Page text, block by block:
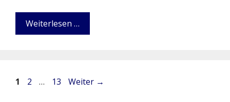
Weiterlesen …
Seite
1 Seite
2 … Seite
13 Weiter →